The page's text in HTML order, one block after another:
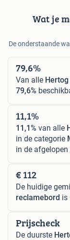
Wat je
De onderstaande
79,6%
Van alle
79,6%
11,1%
11,1% van alle
in de categorie
in de
€ 112
De huidige
reclamebord is
Prijscheck
De duurste